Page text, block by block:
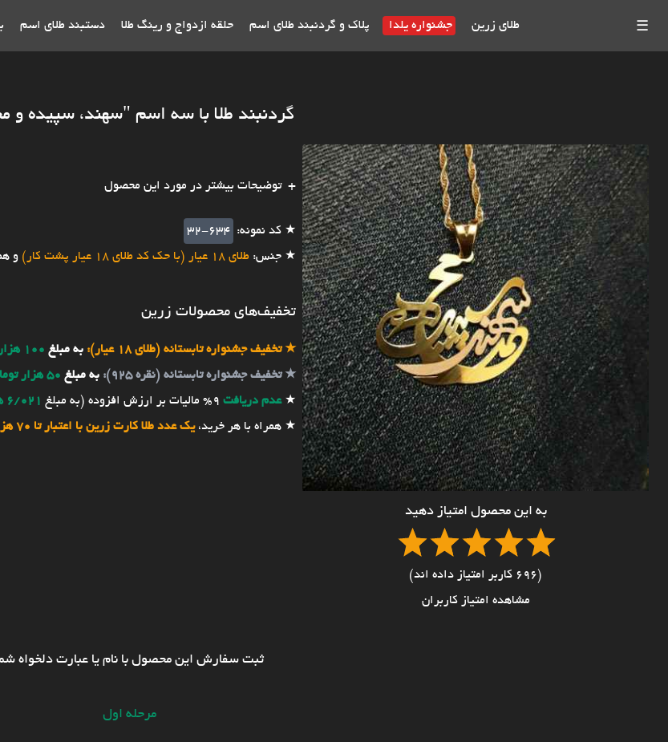
☰ طلای زرین جشنواره یلدا پلاک و گردنبند طلای اسم حلقه ازدواج و رینگ طلا دستبند طلای اسم
گردنبند طلا با سه اسم "سهند، سپیده و
به این محصول امتیاز دهید
(696 کاربر امتیاز داده اند)
مشاهده امتیاز کاربران
توضیحات بیشتر در مورد این محصول
★ کد نمونه: 32-634
★ جنس: طلای 18 عیار (با حک کد طلای 18 عیار پشت کار) و
تخفیف‌های محصولات زرین
★تخفیف جشنواره تابستانه (طلای 18 عیار): به مبلغ 100 هزار تومان
★تخفیف جشنواره تابستانه (نقره 925): به مبلغ 50 هزار تومان
★عدم دریافت 9% مالیات بر ارزش افزوده (به مبلغ 6/021 هزار تومان
★ همراه با هر خرید،یک عدد طلا کارت زرین با اعتبار تا 70 هزار تومان
ثبت سفارش این محصول با نام یا عبارت دلخواه
مرحله اول